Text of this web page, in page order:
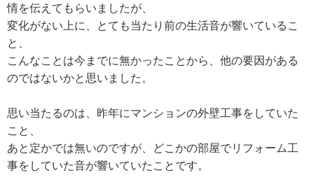
情を伝えてもらいましたが、
変化がない上に、とても当たり前の生活音が響いているこ
と、
こんなことは今までに無かったことから、他の要因がある
のではないかと思いました。
思い当たるのは、昨年にマンションの外壁工事をしていた
こと、
あと定かでは無いのですが、どこかの部屋でリフォーム工
事をしていた音が響いていたことです。